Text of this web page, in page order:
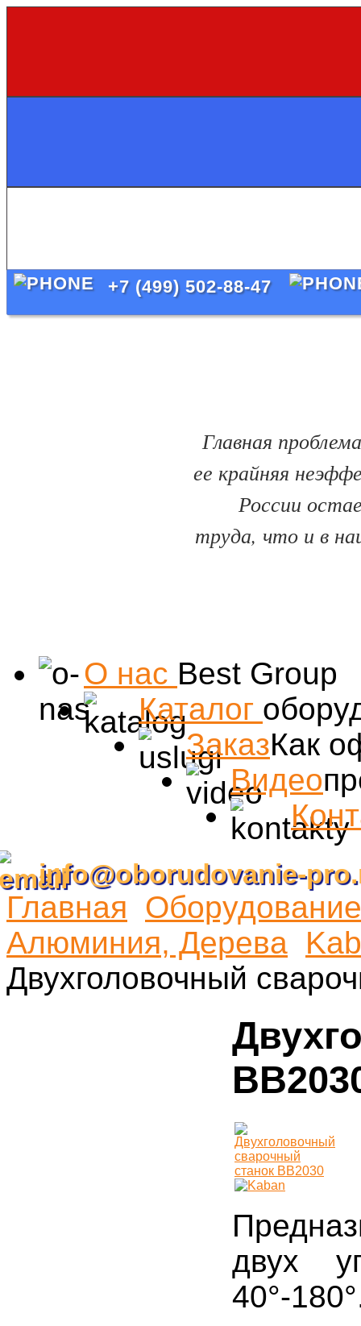
+7 (499) 502-88-47
Главная
ее крайняя
России
труда, что и в
О нас Best Group
Каталог
ЗаказКак
Видео
info@oborudovanie-
Главная
Алюминия, Дерева
Двухголовочный
двух
40°-